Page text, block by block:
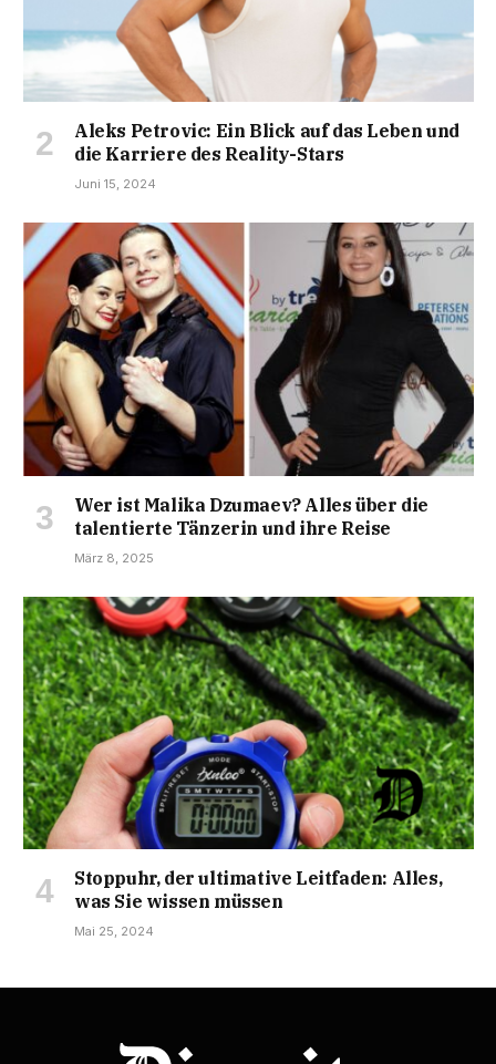
Aleks Petrovic: Ein Blick auf das Leben und
die Karriere des Reality-Stars
Juni 15, 2024
Wer ist Malika Dzumaev? Alles über die
talentierte Tänzerin und ihre Reise
März 8, 2025
Stoppuhr, der ultimative Leitfaden: Alles,
was Sie wissen müssen
Mai 25, 2024